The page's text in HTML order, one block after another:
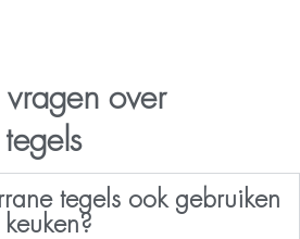
vragen over
tegels ook gebruiken